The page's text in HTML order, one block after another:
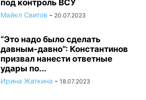
под контроль ВСУ
Майкл Свитов - 20.07.2023
“Это надо было сделать
давным-давно”: Константинов
призвал нанести ответные
удары по...
Ирина Жаткина - 18.07.2023